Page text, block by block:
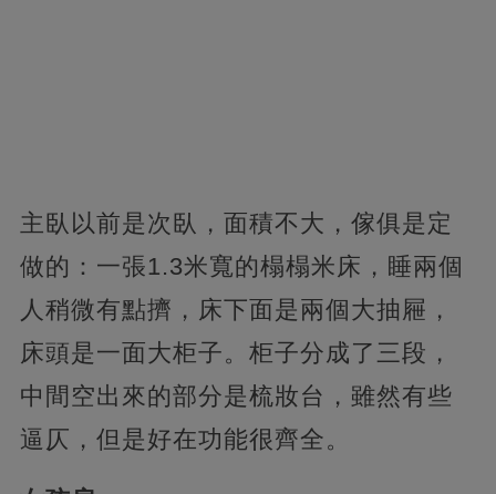
主臥以前是次臥，面積不大，傢俱是定
做的：一張1.3米寬的榻榻米床，睡兩個
人稍微有點擠，床下面是兩個大抽屜，
床頭是一面大柜子。柜子分成了三段，
中間空出來的部分是梳妝台，雖然有些
逼仄，但是好在功能很齊全。